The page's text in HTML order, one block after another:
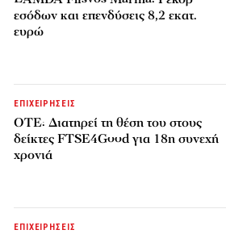
εσόδων και επενδύσεις 8,2 εκατ.
ευρώ
ΕΠΙΧΕΙΡΗΣΕΙΣ
ΟΤΕ: Διατηρεί τη θέση του στους
δείκτες FTSE4Good για 18η συνεχή
χρονιά
ΕΠΙΧΕΙΡΗΣΕΙΣ